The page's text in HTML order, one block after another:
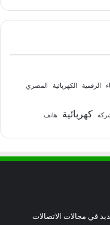
الرقمية الكهربائية المصري
كهربائية هاتف
في مجالات الاتصالات